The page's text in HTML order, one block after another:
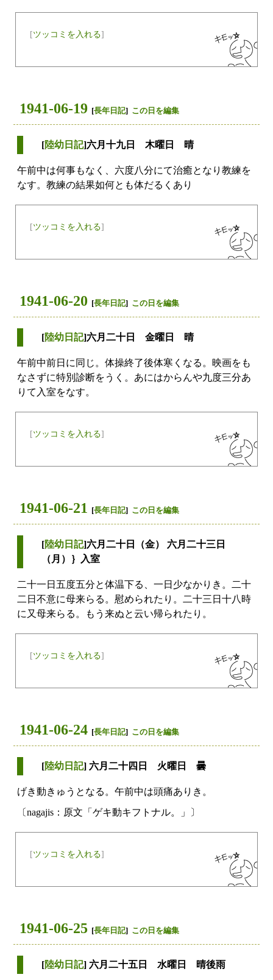
[ツッコミを入れる]
1941-06-19 [長年日記] この日を編集
[陸幼日記]六月十九日 木曜日 晴
午前中は何事もなく、六度八分にて治癒となり教練を
なす。教練の結果如何とも体だるくあり
[ツッコミを入れる]
1941-06-20 [長年日記] この日を編集
[陸幼日記]六月二十日 金曜日 晴
午前中前日に同じ。体操終了後体寒くなる。映画をも
なさずに特別診断をうく。あにはからんや九度三分あ
りて入室をなす。
[ツッコミを入れる]
1941-06-21 [長年日記] この日を編集
[陸幼日記]六月二十日（金） 六月二十三日
（月）｝入室
二十一日五度五分と体温下る、一日少なかりき。二十
二日不意に母来らる。慰められたり。二十三日十八時
に又母来らる。もう来ぬと云い帰られたり。
[ツッコミを入れる]
1941-06-24 [長年日記] この日を編集
[陸幼日記] 六月二十四日 火曜日 曇
げき動きゅうとなる。午前中は頭痛ありき。
〔nagajis：原文「ゲキ動キフトナル。」〕
[ツッコミを入れる]
1941-06-25 [長年日記] この日を編集
[陸幼日記] 六月二十五日 水曜日 晴後雨